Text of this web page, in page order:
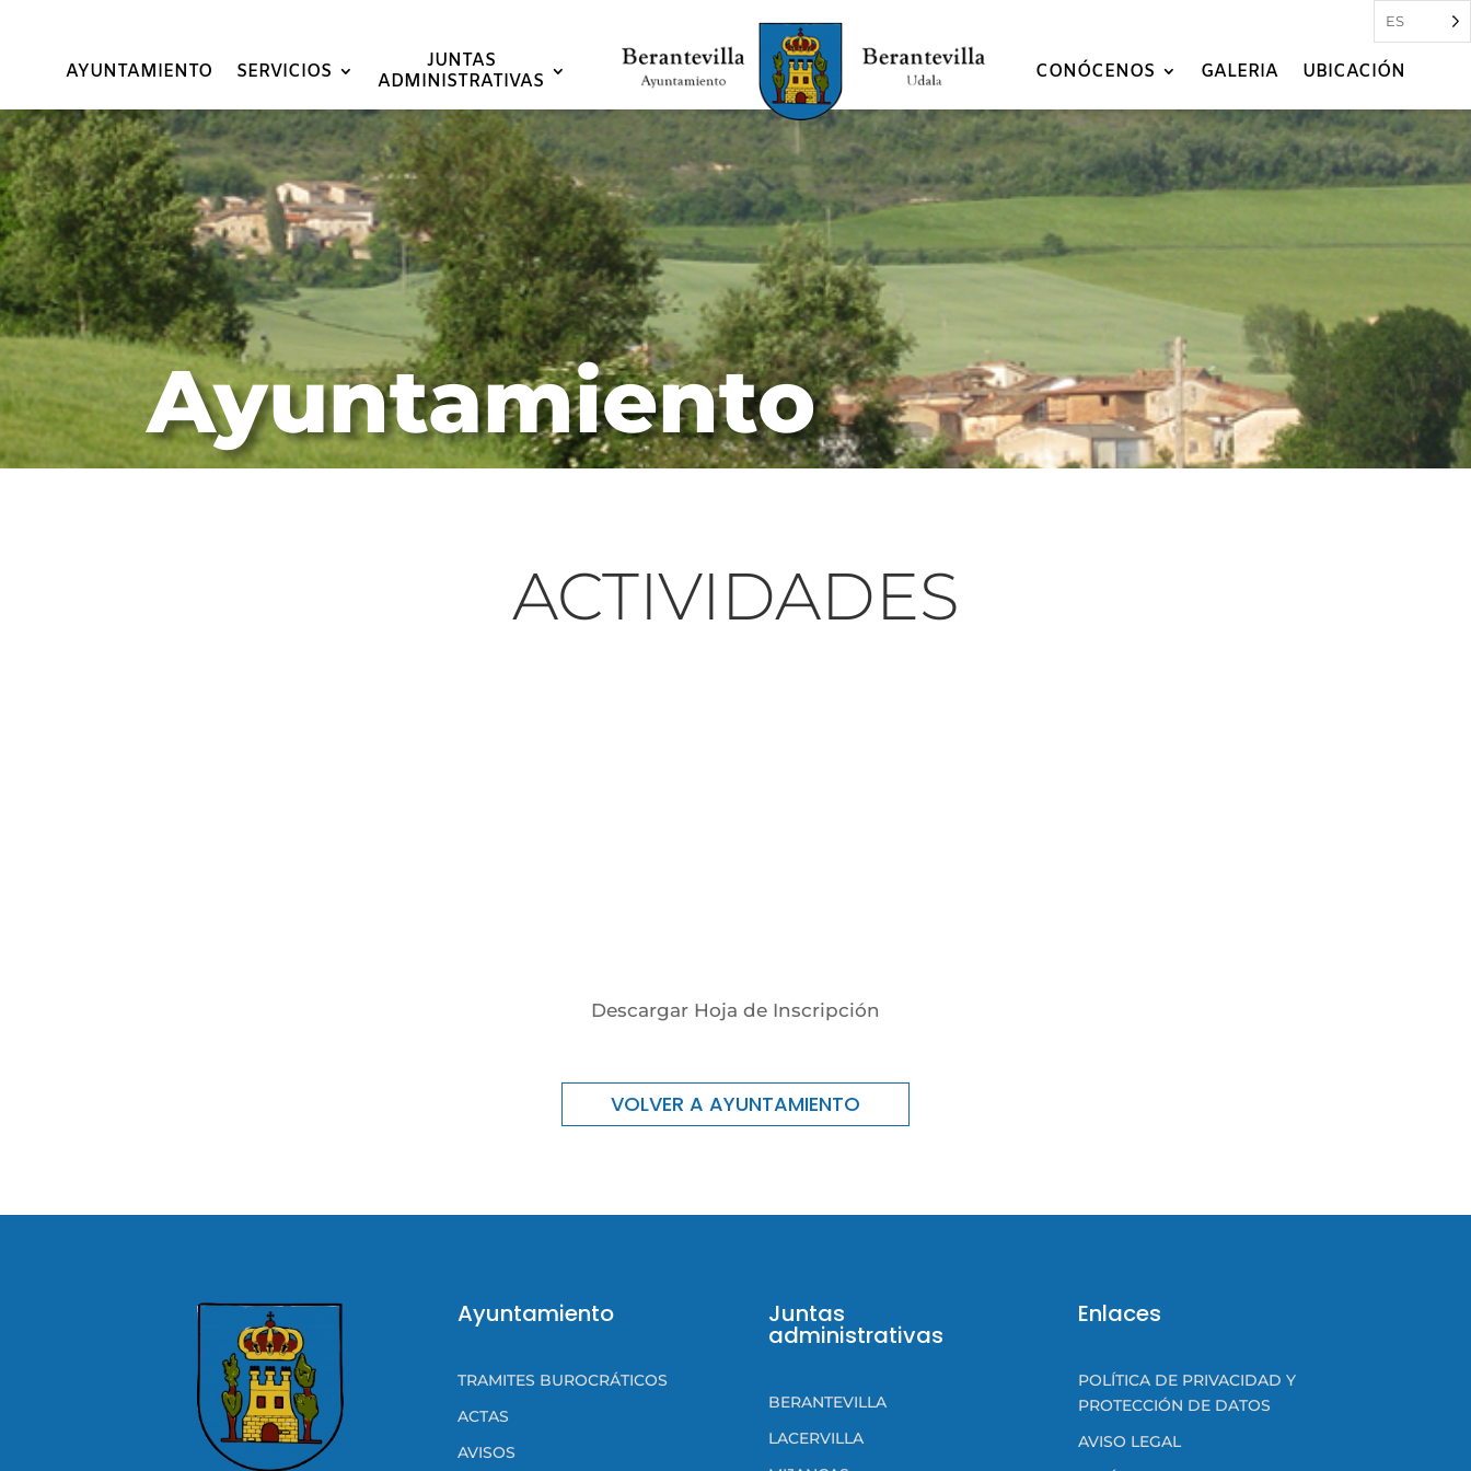
AYUNTAMIENTO SERVICIOS
JUNTAS
ADMINISTRATIVAS
CONÓCENOS GALERIA UBICACIÓN
ES
Ayuntamiento
ACTIVIDADES
Descargar Hoja de Inscripción
VOLVER A AYUNTAMIENTO
Ayuntamiento
TRAMITES BUROCRÁTICOS
ACTAS
AVISOS
Juntas
administrativas
BERANTEVILLA
LACERVILLA
Enlaces
POLÍTICA DE PRIVACIDAD Y
PROTECCIÓN DE DATOS
AVISO LEGAL